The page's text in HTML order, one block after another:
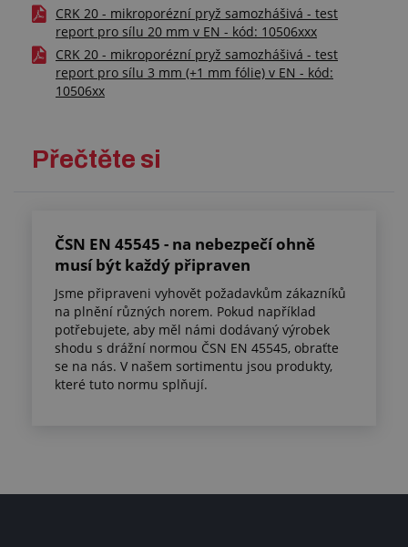
CRK 20 - mikroporézní pryž samozhášivá - test
report pro sílu 20 mm v EN - kód: 10506xxx
CRK 20 - mikroporézní pryž samozhášivá - test
report pro sílu 3 mm (+1 mm fólie) v EN - kód:
10506xx
Přečtěte si
ČSN EN 45545 - na nebezpečí ohně
musí být každý připraven
Jsme připraveni vyhovět požadavkům zákazníků
na plnění různých norem. Pokud například
potřebujete, aby měl námi dodávaný výrobek
shodu s drážní normou ČSN EN 45545, obraťte
se na nás. V našem sortimentu jsou produkty,
které tuto normu splňují.